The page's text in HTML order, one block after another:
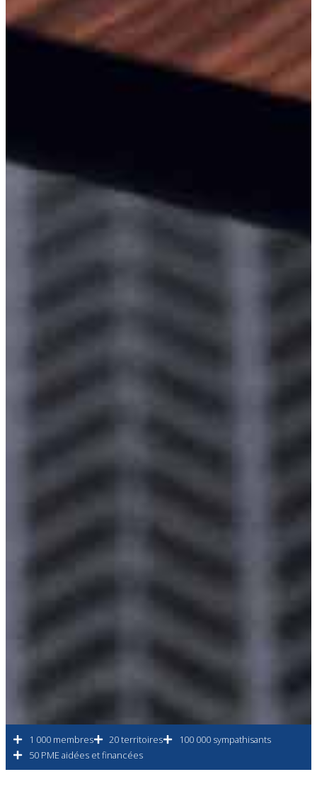
1 000 membres 20 territoires
100 000 sympathisants
50 PME aidées et financées